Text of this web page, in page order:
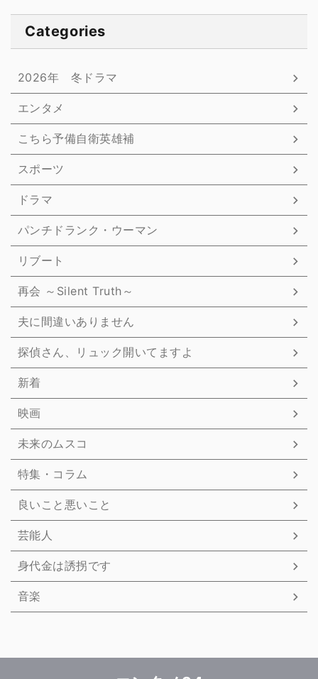
Categories
2026年 冬ドラマ
エンタメ
こちら予備自衛英雄補
スポーツ
ドラマ
パンチドランク・ウーマン
リブート
再会 ～Silent Truth～
夫に間違いありません
探偵さん、リュック開いてますよ
新着
映画
未来のムスコ
特集・コラム
良いこと悪いこと
芸能人
身代金は誘拐です
音楽